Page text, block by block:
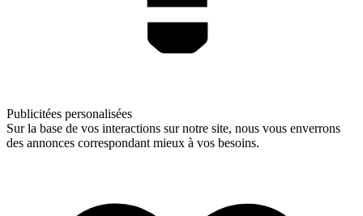
Publicitées personalisées
Sur la base de vos interactions sur notre site, nous vous enverrons
des annonces correspondant mieux à vos besoins.